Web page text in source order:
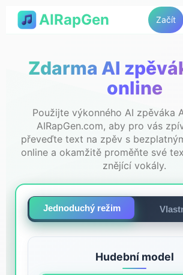
AIRapGen Začít
Zdarma AI
online
Použijte výkonného AI zpěváka
AIRapGen.com, aby pro vás
převeďte text na zpěv s
online a okamžitě proměňte své
znějící vokály.
Jednoduchý režim
Hudební model